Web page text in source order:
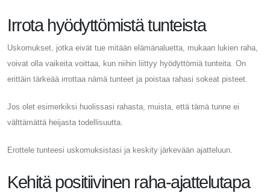
Irrota hyödyttömistä tunteista
Uskomukset, jotka eivät tue mitään elämänaluetta, mukaan lukien raha,
voivat olla vaikeita voittaa, kun niihin liittyy hyödyttömiä tunteita. On
erittäin tärkeää irrottaa nämä tunteet ja poistaa rahasi sokeat pisteet.
Jos olet esimerkiksi huolissasi rahasta, muista, että tämä tunne ei
välttämättä heijasta todellisuutta.
Erottele tunteesi uskomuksistasi ja keskity järkevään ajatteluun.
Kehitä positiivinen raha-ajattelutapa